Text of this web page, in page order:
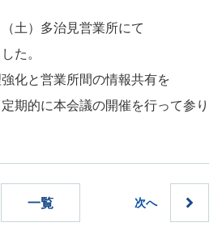
土）多治見営業所にて
た。
化と営業所間の情報共有を
期的に本会議の開催を行って参り
一覧